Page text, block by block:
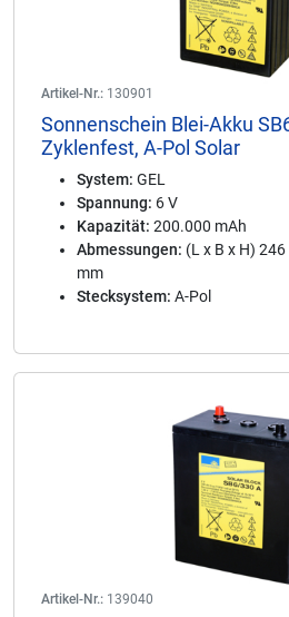
Artikel-Nr.: 130901
Sonnenschein Blei-Akku
Zyklenfest, A-Pol Solar
System: GEL
Spannung: 6 V
Kapazität: 200.000 mAh
Abmessungen: (L x B x H)
mm
Stecksystem: A-Pol
Artikel-Nr.: 139040